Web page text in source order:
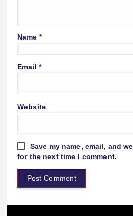
Name *
Email *
Website
Save my name, email, and
for the next time I comment.